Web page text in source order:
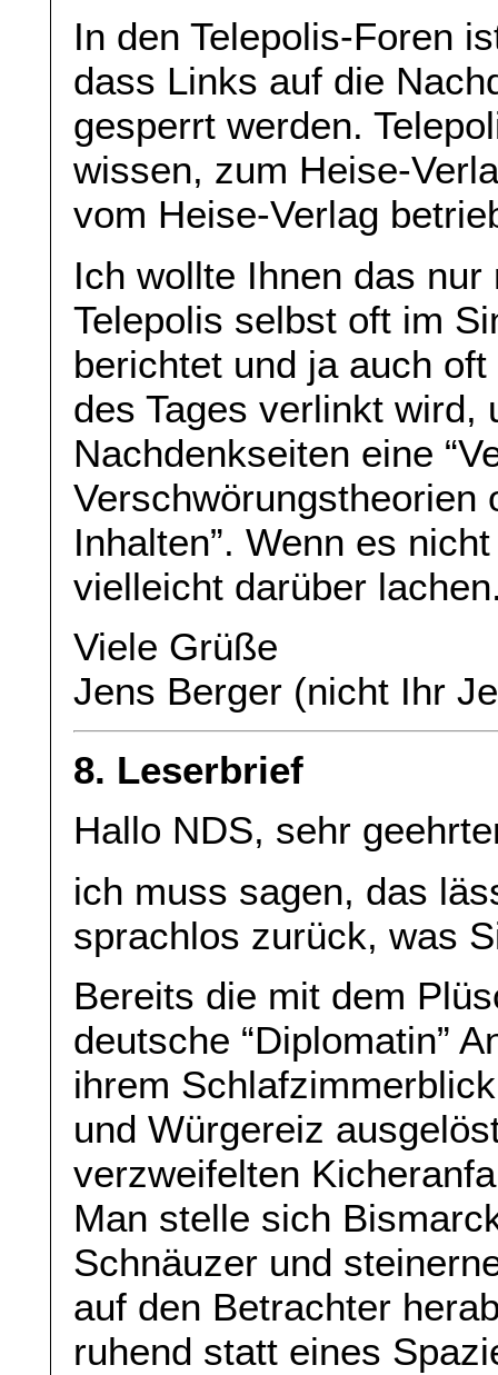
In den Telepolis-Foren
dass Links auf die
gesperrt werden.
wissen, zum Heise-
vom Heise-Verlag
Ich wollte Ihnen das
Telepolis selbst oft im
berichtet und ja auch
des Tages verlinkt wird,
Nachdenkseiten eine
Verschwörungstheorien
Inhalten”. Wenn es
vielleicht darüber
Viele Grüße
Jens Berger (nicht Ihr
8. Leserbrief
Hallo NDS, sehr
ich muss sagen, das
sprachlos zurück, was
Bereits die mit dem
deutsche “Diplomatin”
ihrem
und Würgereiz
verzweifelten
Man stelle sich
Schnäuzer und
auf den Betrachter
ruhend statt eines